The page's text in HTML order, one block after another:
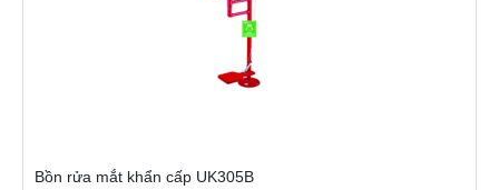
Bồn rửa mắt khẩn cấp UK305B